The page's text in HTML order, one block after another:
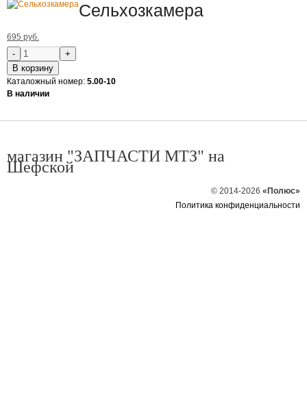
Сельхозкамера
695 руб.
В корзину
Каталожный номер: 5.00-10
В наличии
магазин "ЗАПЧАСТИ МТЗ" на
Шефской
© 2014-2026 «Полюс»
Политика конфиденциальности